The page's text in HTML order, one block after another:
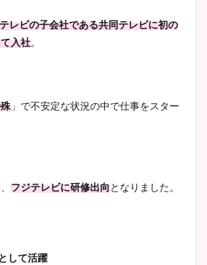
レビの子会社である共同テレビに初の
入社。
」で不安定な状況の中で仕事をスター
フジテレビに研修出向となりました。
して活躍